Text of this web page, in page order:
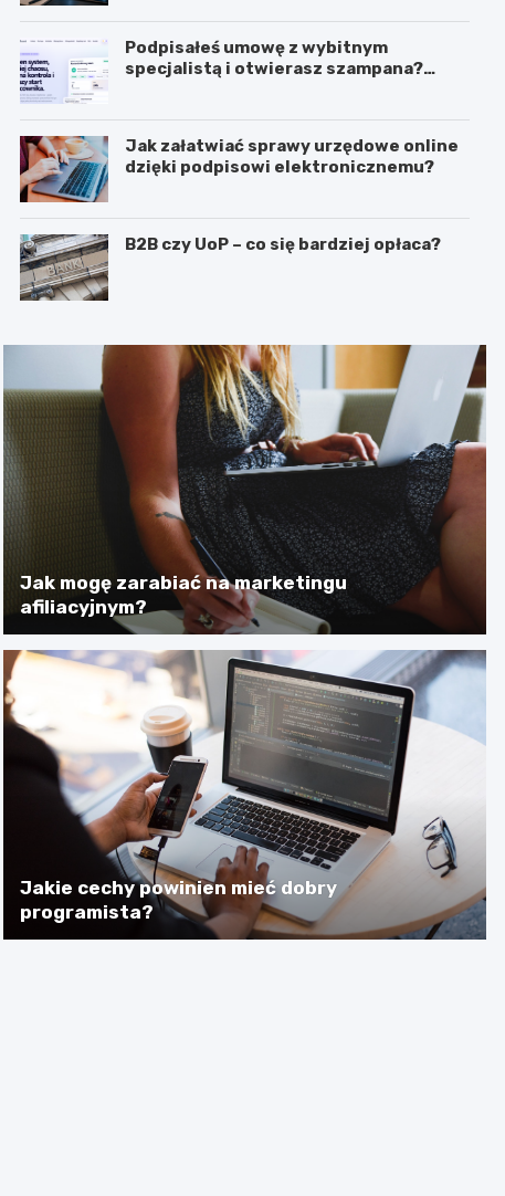
Podpisałeś umowę z wybitnym
specjalistą i otwierasz szampana?
Jak załatwiać sprawy urzędowe online
dzięki podpisowi elektronicznemu?
B2B czy UoP – co się bardziej opłaca?
Jak mogę zarabiać na marketingu
afiliacyjnym?
Jakie cechy powinien mieć dobry
programista?